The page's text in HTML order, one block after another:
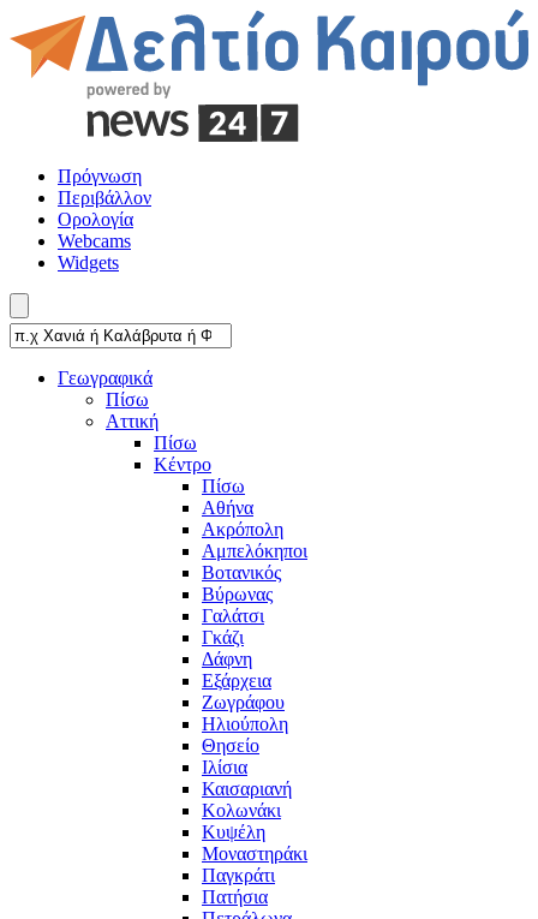
Πρόγνωση
Περιβάλλον
Ορολογία
Webcams
Widgets
Γεωγραφικά
Πίσω
Αττική
Πίσω
Κέντρο
Πίσω
Αθήνα
Ακρόπολη
Αμπελόκηποι
Βοτανικός
Βύρωνας
Γαλάτσι
Γκάζι
Δάφνη
Εξάρχεια
Ζωγράφου
Ηλιούπολη
Θησείο
Ιλίσια
Καισαριανή
Κολωνάκι
Κυψέλη
Μοναστηράκι
Παγκράτι
Πατήσια